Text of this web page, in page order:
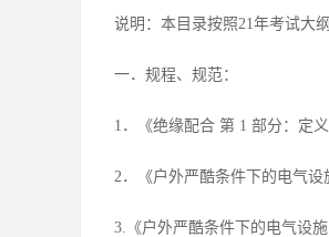
说明：本目录按照21年考试大纲
一．规程、规范：
1．《绝缘配合 第 1 部分：定
2．《户外严酷条件下的电气设
3.《户外严酷条件下的电气设